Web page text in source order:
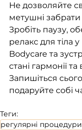
Не дозволяйте
метушні
Зробіть паузу,
релакс для тіла
Bodycare та
стані гармонії
Запишіться
подаруйте собі
Теги: